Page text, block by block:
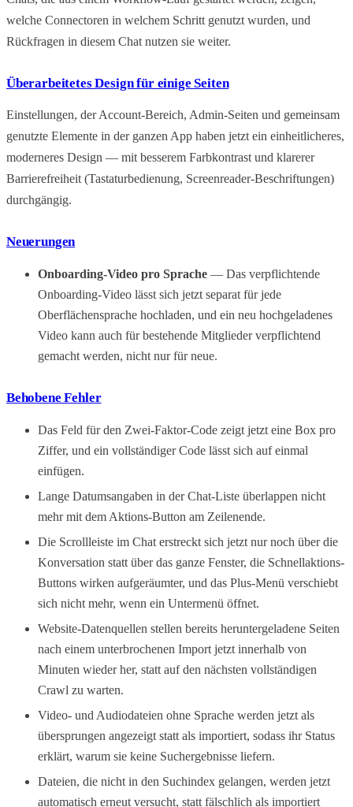
welche Connectoren in welchem Schritt genutzt wurden, und
Rückfragen in diesem Chat nutzen sie weiter.
Überarbeitetes Design für einige Seiten
Einstellungen, der Account-Bereich, Admin-Seiten und gemeinsam
genutzte Elemente in der ganzen App haben jetzt ein einheitlicheres,
moderneres Design — mit besserem Farbkontrast und klarerer
Barrierefreiheit (Tastaturbedienung, Screenreader-Beschriftungen)
durchgängig.
Neuerungen
Onboarding-Video pro Sprache — Das verpflichtende
Onboarding-Video lässt sich jetzt separat für jede
Oberflächensprache hochladen, und ein neu hochgeladenes
Video kann auch für bestehende Mitglieder verpflichtend
gemacht werden, nicht nur für neue.
Behobene Fehler
Das Feld für den Zwei-Faktor-Code zeigt jetzt eine Box pro
Ziffer, und ein vollständiger Code lässt sich auf einmal
einfügen.
Lange Datumsangaben in der Chat-Liste überlappen nicht
mehr mit dem Aktions-Button am Zeilenende.
Die Scrollleiste im Chat erstreckt sich jetzt nur noch über die
Konversation statt über das ganze Fenster, die Schnellaktions-
Buttons wirken aufgeräumter, und das Plus-Menü verschiebt
sich nicht mehr, wenn ein Untermenü öffnet.
Website-Datenquellen stellen bereits heruntergeladene Seiten
nach einem unterbrochenen Import jetzt innerhalb von
Minuten wieder her, statt auf den nächsten vollständigen
Crawl zu warten.
Video- und Audiodateien ohne Sprache werden jetzt als
übersprungen angezeigt statt als importiert, sodass ihr Status
erklärt, warum sie keine Suchergebnisse liefern.
Dateien, die nicht in den Suchindex gelangen, werden jetzt
automatisch erneut versucht, statt fälschlich als importiert